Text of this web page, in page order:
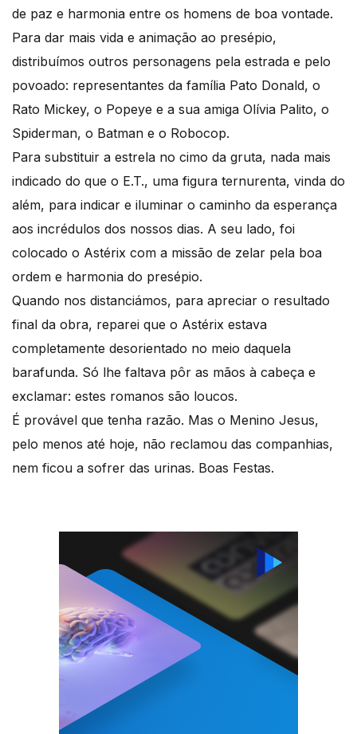
de paz e harmonia entre os homens de boa vontade.
Para dar mais vida e animação ao presépio,
distribuímos outros personagens pela estrada e pelo
povoado: representantes da família Pato Donald, o
Rato Mickey, o Popeye e a sua amiga Olívia Palito, o
Spiderman, o Batman e o Robocop.
Para substituir a estrela no cimo da gruta, nada mais
indicado do que o E.T., uma figura ternurenta, vinda do
além, para indicar e iluminar o caminho da esperança
aos incrédulos dos nossos dias. A seu lado, foi
colocado o Astérix com a missão de zelar pela boa
ordem e harmonia do presépio.
Quando nos distanciámos, para apreciar o resultado
final da obra, reparei que o Astérix estava
completamente desorientado no meio daquela
barafunda. Só lhe faltava pôr as mãos à cabeça e
exclamar: estes romanos são loucos.
É provável que tenha razão. Mas o Menino Jesus,
pelo menos até hoje, não reclamou das companhias,
nem ficou a sofrer das urinas. Boas Festas.